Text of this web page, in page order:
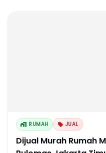
RUMAH JUAL
Dijual Murah Rumah